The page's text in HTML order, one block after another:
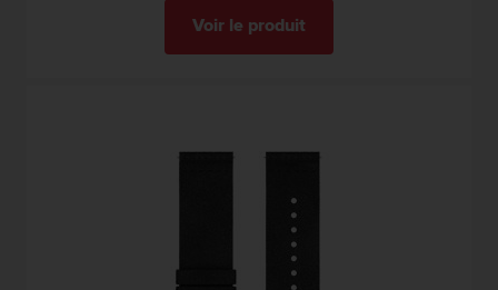
Voir le produit